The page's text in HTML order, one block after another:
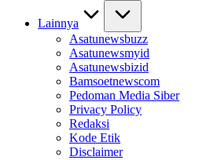
Lainnya
Asatunewsbuzz
Asatunewsmyid
Asatunewsbizid
Bamsoetnewscom
Pedoman Media Siber
Privacy Policy
Redaksi
Kode Etik
Disclaimer